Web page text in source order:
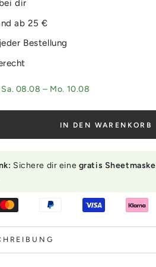
dir
ab 25 €
Bestellung
Sa. 08.08 – Mo. 10.08
IN DEN WARENKORB
Sichere dir eine gratis Sheetmaske